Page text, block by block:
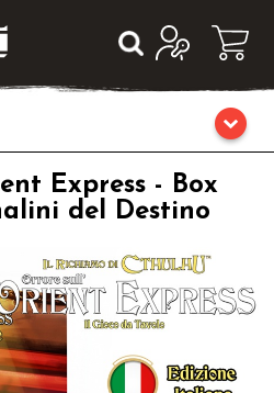
Express - Box
del Destino